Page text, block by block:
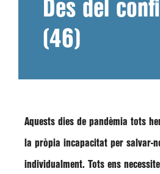
Des del
(46)
Aquests dies de pandèmia tots
la pròpia incapacitat per salvar-
individualment. Tots ens